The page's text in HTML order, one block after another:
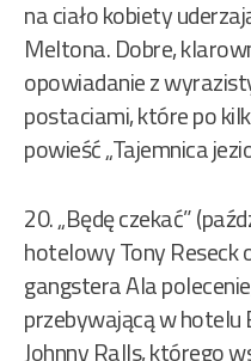
na ciało kobiety
Meltona. Dobre,
opowiadanie z
postaciami, które po
powieść „Tajemnica
20. „Będę czekać”
hotelowy Tony Reseck
gangstera Ala
przebywającą w hotelu
Johnny Ralls, którego